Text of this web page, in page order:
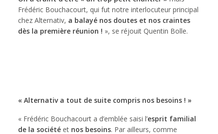
Frédéric Bouchacourt, qui fut notre interlocuteur principal
chez Alternativ, a balayé nos doutes et nos craintes
dès la première réunion ! », se réjouit Quentin Bolle.
« Alternativ a tout de suite compris nos besoins ! »
« Frédéric Bouchacourt a d’emblée saisi l’esprit familial
de la société et nos besoins. Par ailleurs, comme